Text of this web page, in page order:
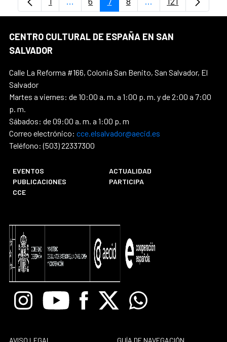
PáginaPáginas intermedias Use TAB para
PáginaPáginaPáginaPáginasPágina
CENTRO CULTURAL DE ESPAÑA EN SAN
SALVADOR
Calle La Reforma #166, Colonia San Benito, San Salvador, El
Salvador
Martes a viernes: de 10:00 a. m. a 1:00 p. m. y de 2:00 a 7:00
p. m.
Sábados: de 09:00 a. m. a 1:00 p. m
Correo electrónico: cce.elsalvador@aecid.es
Teléfono: (503) 22337300
EVENTOS
ACTUALIDAD
PUBLICACIONES
PARTICIPA
CCE
InstagramYoutube Facebook
X Whatsapp